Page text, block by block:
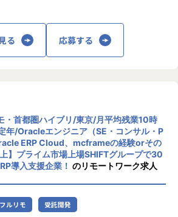
！
り！
会社です。
もっとワクワクに」
DXをリード」
と流動性の拡大に寄与するサービス
の標準化の輪を広げます。
界】
務標準化の輪を広げる》
標準化は急務であるものの、大手・
業においては実現していない企業が
やコンサルティングまで幅広いサービ
しています。クラウドERPやローコ
を柱とし、業務効率化やDX推進、経
Oracle ERP Cloudなどを活用し、企
プロセスを最適化し、経営管理の強
ています1。
は、若手社員が活躍できる環境で、
通しが良く、活気に満ちた雰囲気が
。多様性を重視し、様々な国籍や背
社員が協力し合いながら働いていま
ムワークを大切にし、社員同士のコ
る 応募する
首都圏ハイブリ/東京/月平均残業10時
年/Oracleエンジニア（SE・コンサル・P
ERP Cloud、mcframeの経験orその
】プライム市場上場SHIFTグループで30
導入支援企業！ のリモートワーク求人
ルリモ 受託開発